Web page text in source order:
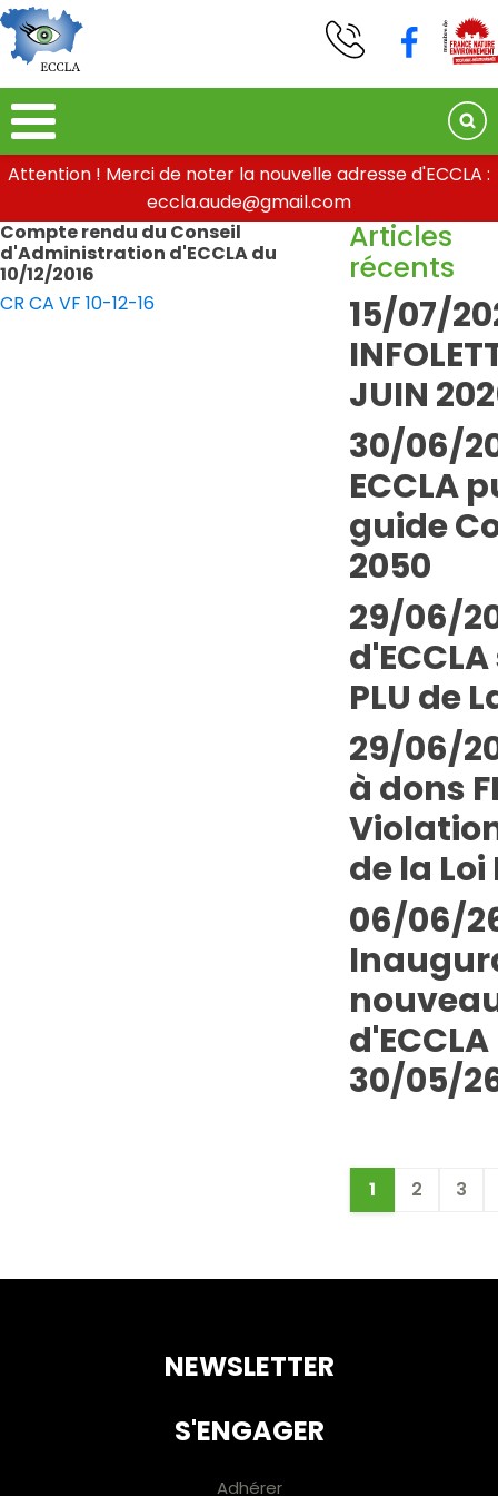
Attention ! Merci de noter la nouvelle adresse d'ECCLA :
eccla.aude@gmail.com
Compte rendu du Conseil
d'Administration d'ECCLA du
10/12/2016
CR CA VF 10-12-16
Articles
récents
15/07/
JUIN
30/06/
ECCLA
guide
2050
29/06/
PLU de
29/06/
à dons
de la
06/06/
30/05/
1 2 3
NEWSLETTER
S'ENGAGER
Adhérer